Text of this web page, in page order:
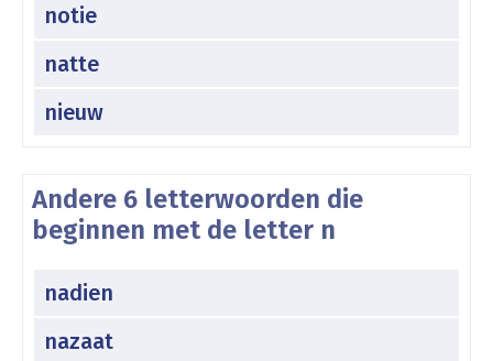
notie
natte
nieuw
Andere 6 letterwoorden die
beginnen met de letter n
nadien
nazaat